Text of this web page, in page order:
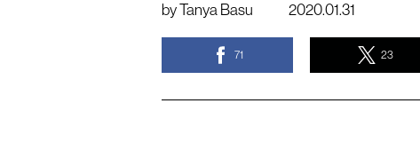
byTanya Basu 2020.01.31
71 23